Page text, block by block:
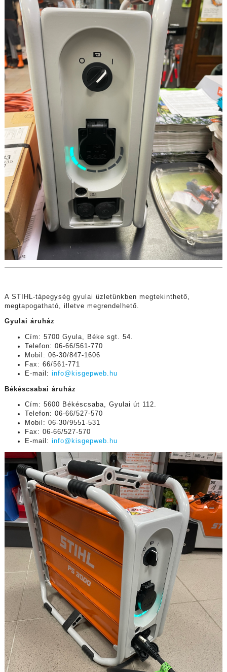
A STIHL-tápegység gyulai üzletünkben megtekinthető,
megtapogatható, illetve megrendelhető.
Gyulai áruház
Cím: 5700 Gyula, Béke sgt. 54.
Telefon: 06-66/561-770
Mobil: 06-30/847-1606
Fax: 66/561-771
E-mail: info@kisgepweb.hu
Békéscsabai áruház
Cím: 5600 Békéscsaba, Gyulai út 112.
Telefon: 06-66/527-570
Mobil: 06-30/9551-531
Fax: 06-66/527-570
E-mail: info@kisgepweb.hu